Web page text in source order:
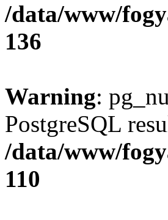
/data/www/
136
Warning:
PostgreSQL
/data/www/
110